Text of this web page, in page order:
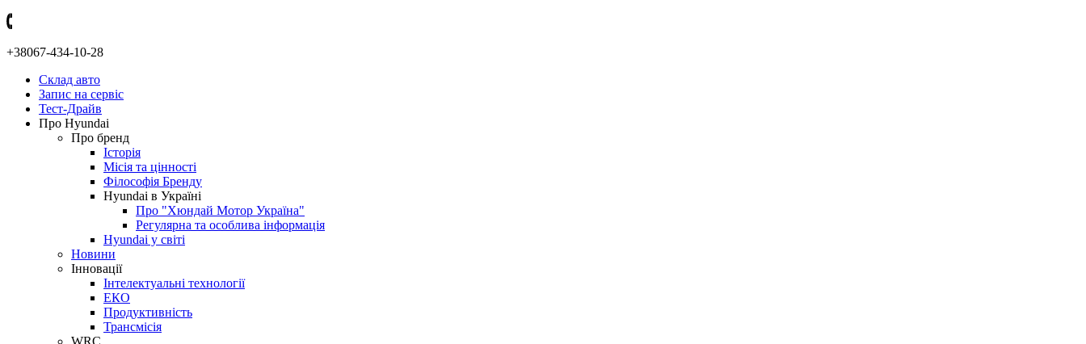
+38067-434-10-28
Склад авто
Запис на сервіс
Тест-Драйв
Про Hyundai
Про бренд
Історія
Місія та цінності
Філософія Бренду
Hyundai в Україні
Про "Хюндай Мотор Україна"
Регулярна та особлива інформація
Hyundai у світі
Новини
Інновації
Інтелектуальні технології
ЕКО
Продуктивність
Трансмісія
WRC